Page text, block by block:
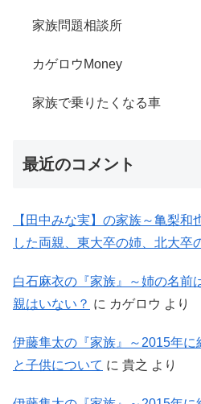
家族問題相談所
カゲロウMoney
家族で乗りたくなる車
最近のコメント
【田中みな実】の家族～亀梨
した両親、東大卒の姉、北大卒
白石麻衣の『家族』～姉の名前
親はいない？ に カゲロウ より
伊藤隼太の『家族』～2015年
と子供について に 貴之 より